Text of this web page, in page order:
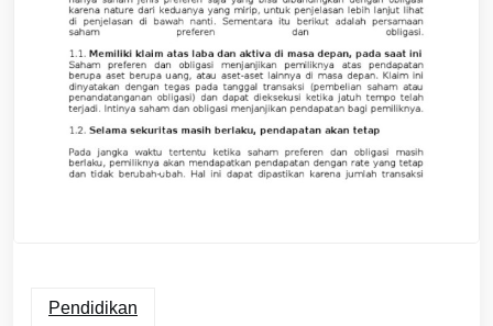
Pendidikan